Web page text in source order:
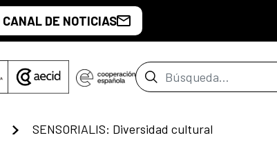
DE NOTICIAS
Barra de búsqueda
SENSORIALIS: Diversidad cultural